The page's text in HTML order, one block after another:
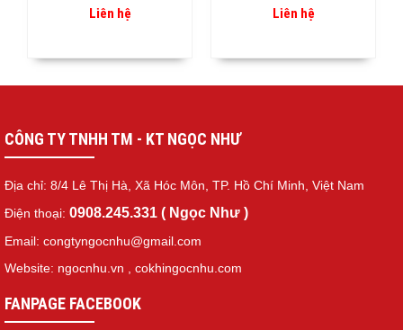
Liên hệ Liên hệ
CÔNG TY TNHH TM - KT NGỌC NHƯ
Địa chỉ: 8/4 Lê Thị Hà, Xã Hóc Môn, TP. Hồ Chí Minh, Việt Nam
Điện thoại: 0908.245.331 ( Ngọc Như )
Email: congtyngocnhu@gmail.com
Website: ngocnhu.vn
cokhingocnhu.com
FANPAGE FACEBOOK